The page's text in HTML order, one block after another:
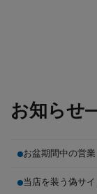
お知らせ
お盆期間中の営
当店を装う偽サ